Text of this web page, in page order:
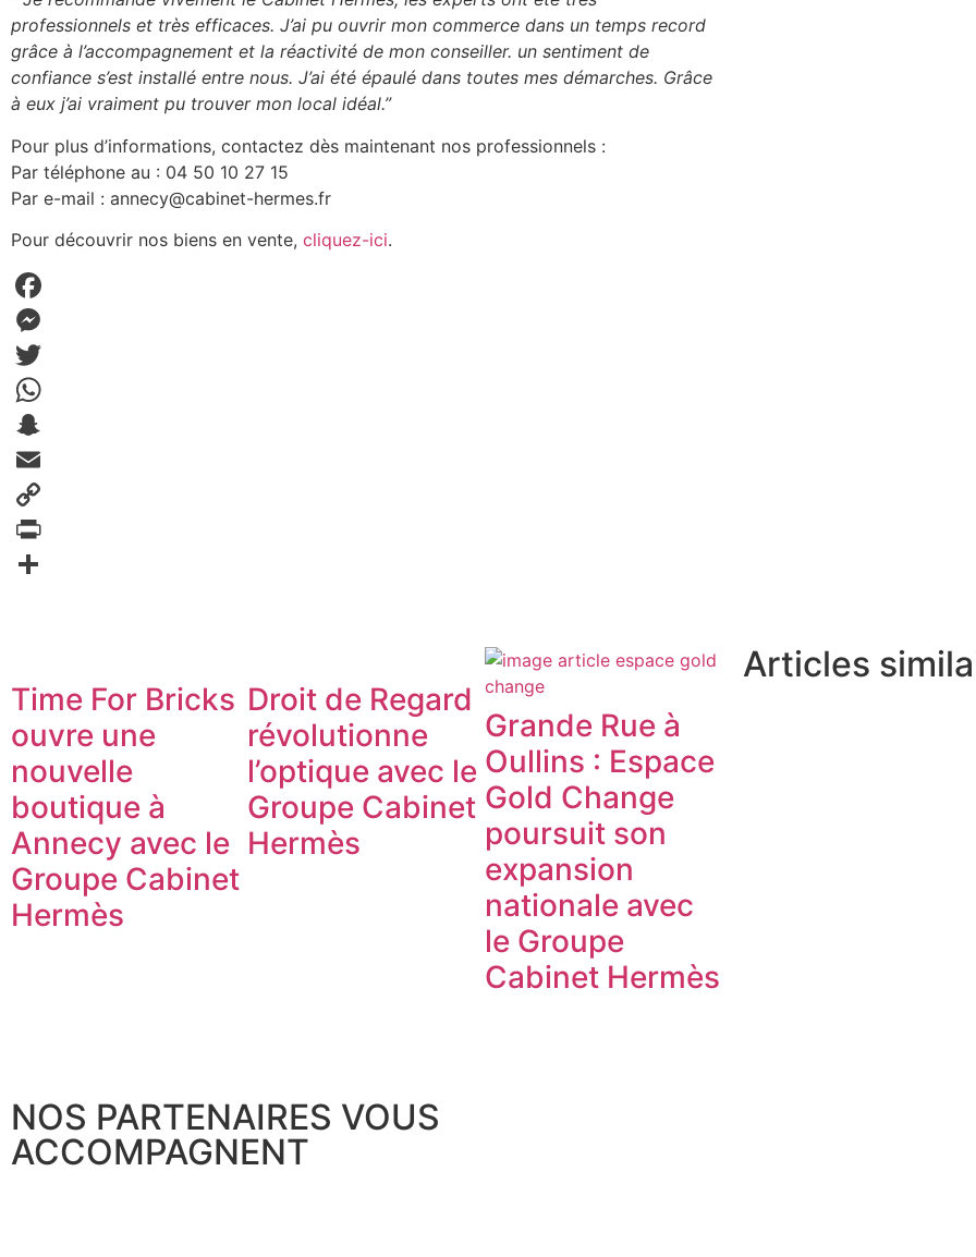
professionnels et très efficaces. J’ai pu ouvrir mon commerce dans un temps record
grâce à l’accompagnement et la réactivité de mon conseiller. un sentiment de
confiance s’est installé entre nous. J’ai été épaulé dans toutes mes démarches. Grâce
à eux j’ai vraiment pu trouver mon local idéal.”
Pour plus d’informations, contactez dès maintenant nos professionnels :
Par téléphone au : 04 50 10 27 15
Par e-mail : annecy@cabinet-hermes.fr
Pour découvrir nos biens en vente, cliquez-ici.
Facebook
Messenger
Twitter
WhatsApp
Snapchat
Email
Copy
Link
PrintFriendly
Time For Bricks
ouvre une
nouvelle
boutique à
Annecy avec le
Groupe Cabinet
Hermès
Droit de Regard
révolutionne
l’optique avec le
Groupe Cabinet
Hermès
Grande Rue à
Oullins : Espace
Gold Change
poursuit son
expansion
nationale avec
le Groupe
Cabinet Hermès
Articles
NOS PARTENAIRES VOUS
ACCOMPAGNENT